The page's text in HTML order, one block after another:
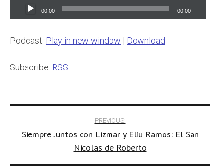
Audio
Player
00:00 00:00
Podcast: Play in new window | Download
Subscribe: RSS
navigation
PREVIOUS:
Siempre Juntos con Lizmar y Eliu Ramos: El San
Nicolas de Roberto